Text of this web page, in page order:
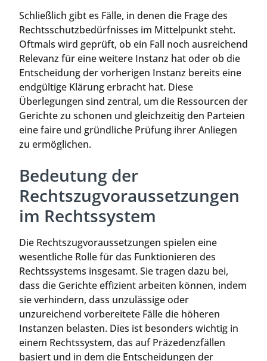
Schließlich gibt es Fälle, in denen die Frage des
Rechtsschutzbedürfnisses im Mittelpunkt steht.
Oftmals wird geprüft, ob ein Fall noch ausreichend
Relevanz für eine weitere Instanz hat oder ob die
Entscheidung der vorherigen Instanz bereits eine
endgültige Klärung erbracht hat. Diese
Überlegungen sind zentral, um die Ressourcen der
Gerichte zu schonen und gleichzeitig den Parteien
eine faire und gründliche Prüfung ihrer Anliegen
zu ermöglichen.
Bedeutung der
Rechtszugvoraussetzungen
im Rechtssystem
Die Rechtszugvoraussetzungen spielen eine
wesentliche Rolle für das Funktionieren des
Rechtssystems insgesamt. Sie tragen dazu bei,
dass die Gerichte effizient arbeiten können, indem
sie verhindern, dass unzulässige oder
unzureichend vorbereitete Fälle die höheren
Instanzen belasten. Dies ist besonders wichtig in
einem Rechtssystem, das auf Präzedenzfällen
basiert und in dem die Entscheidungen der